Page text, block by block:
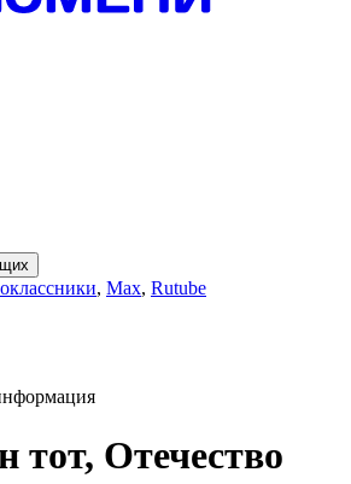
, Max, Rutube
тот, Отечество